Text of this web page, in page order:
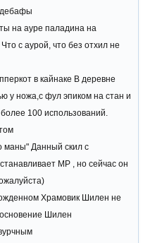
дебафы
на ауре паладина на
с аурой, что без отхил не
в кайнаке В деревне
у ножа,с фул эпиком на стан и
100 использований.
маны" Данный скил с
MP , но сейчас он
Храмовик Шилен не
Шилен